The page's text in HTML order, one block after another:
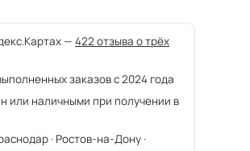
— 422 отзыва о трёх
заказов с 2024 года
или наличными при получении в
· Ростов-на-Дону ·